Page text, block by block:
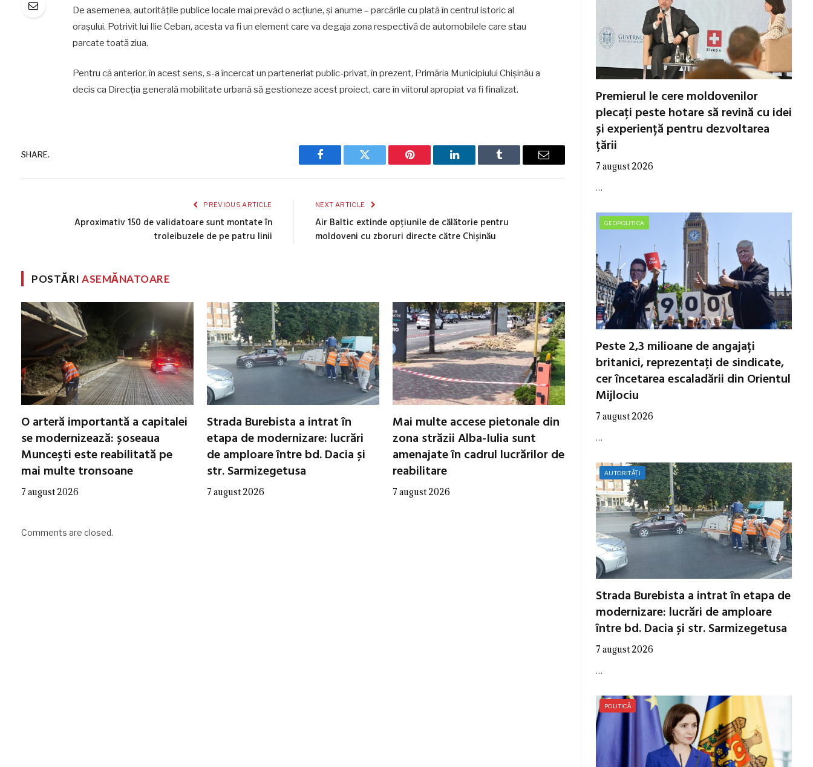
De asemenea, autoritățile publice locale mai prevăd o acțiune, și anume – parcările cu plată în centrul istoric al
orașului. Potrivit lui Ilie Ceban, acesta va fi un element care va degaja zona respectivă de automobilele care stau
parcate toată ziua.
Pentru că anterior, în acest sens, s-a încercat un parteneriat public-privat, în prezent, Primăria Municipiului Chișinău a
decis ca Direcția generală mobilitate urbană să gestioneze acest proiect, care în viitorul apropiat va fi finalizat.
SHARE.
Facebook Twitter Pinterest LinkedIn Tumblr Email
PREVIOUS ARTICLE
Aproximativ 150 de validatoare sunt montate în
troleibuzele de pe patru linii
NEXT ARTICLE
Air Baltic extinde opțiunile de călătorie pentru
moldoveni cu zboruri directe către Chișinău
POSTĂRIASEMĂNATOARE
O arteră importantă a capitalei
se modernizează: șoseaua
Muncești este reabilitată pe
mai multe tronsoane
7 august 2026
Strada Burebista a intrat în
etapa de modernizare: lucrări
de amploare între bd. Dacia și
str. Sarmizegetusa
7 august 2026
Mai multe accese pietonale din
zona străzii Alba-Iulia sunt
amenajate în cadrul lucrărilor de
reabilitare
7 august 2026
Comments are closed.
Premierul le cere moldovenilor
plecați peste hotare să revină cu idei
și experiență pentru dezvoltarea
țării
7 august 2026
…
GEOPOLITICA
Peste 2,3 milioane de angajați
britanici, reprezentați de sindicate,
cer încetarea escaladării din Orientul
Mijlociu
7 august 2026
…
AUTORITĂȚI
Strada Burebista a intrat în etapa de
modernizare: lucrări de amploare
între bd. Dacia și str. Sarmizegetusa
7 august 2026
…
POLITICĂ